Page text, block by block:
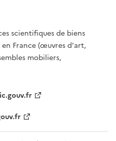
scientifiques de biens
France (œuvres d'art,
mobiliers,